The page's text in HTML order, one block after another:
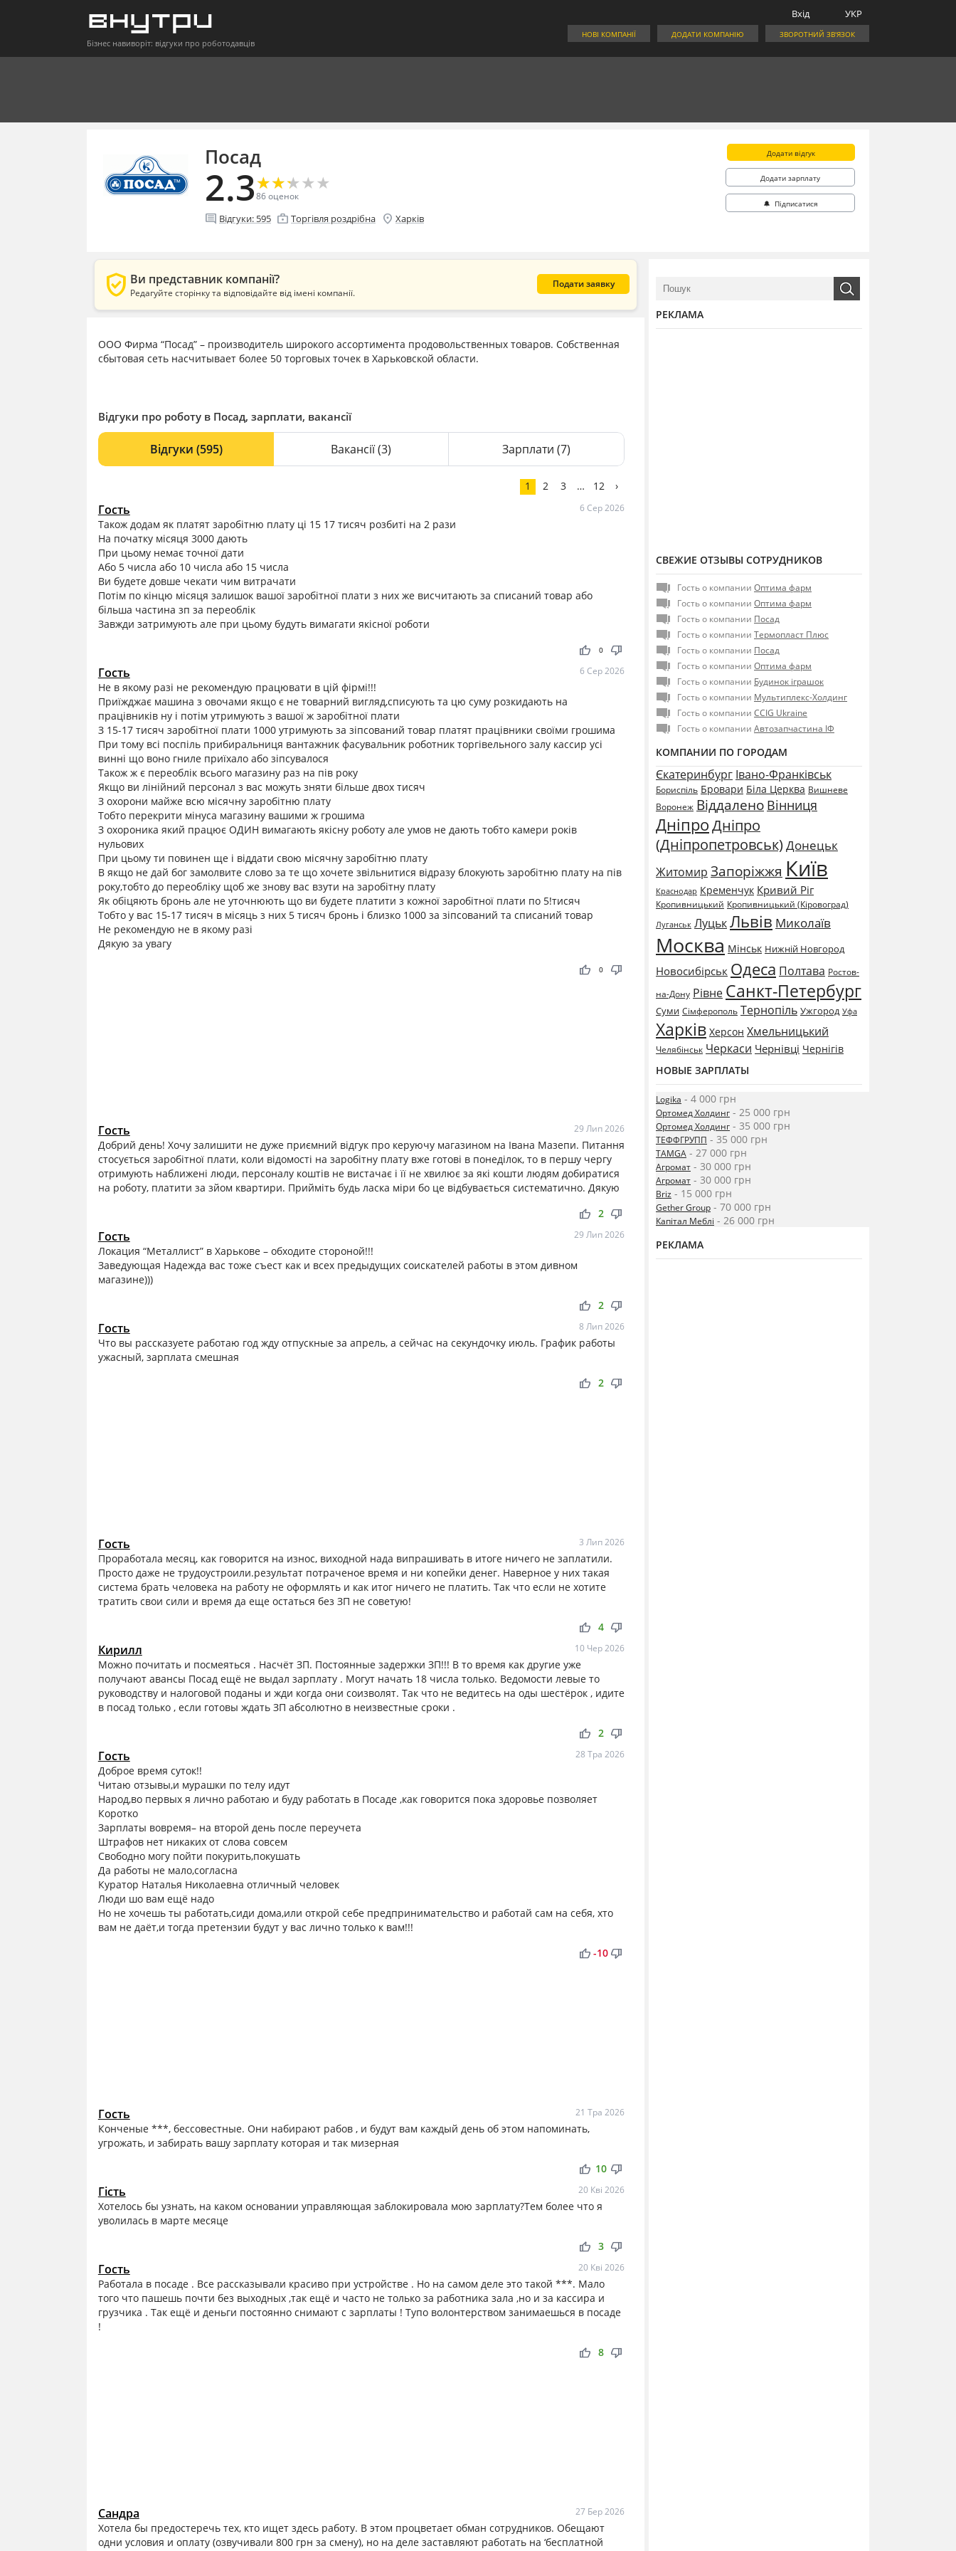
Бізнес навиворіт: відгуки про роботодавців
УКР
Вхід
ЗВОРОТНИЙ ЗВ'ЯЗОК
ДОДАТИ КОМПАНІЮ
НОВІ КОМПАНІЇ
Посад
2.3★
★★
★★
★★
★★
★
86оценок
comment Відгуки: 595 enterprise Торгівля роздрібна location_on Харків
Додати відгук
Додати зарплату
🔔 Підписатися
verified_user Ви представник компанії?
Редагуйте сторінку та відповідайте від імені компанії.
Подати заявку
ООО Фирма “Посад” – производитель широкого ассортимента продовольственных товаров. Собственная
сбытовая сеть насчитывает более 50 торговых точек в Харьковской области.
Відгуки про роботу в Посад, зарплати, вакансії
Відгуки (595) Вакансії(3) Зарплати (7)
1 2 3 … 12 ›
Гость 6 Сер 2026
Також додам як платят заробітню плату ці 15 17 тисяч розбиті на 2 рази
На початку місяця 3000 дають
При цьому немає точної дати
Або 5 числа або 10 числа або 15 числа
Ви будете довше чекати чим витрачати
Потім по кінцю місяця залишок вашої заробітної плати з них же висчитають за списаний товар або
більша частина зп за переоблік
Завжди затримують але при цьому будуть вимагати якісної роботи
thumb_up thumb_down
0
Гость 6 Сер 2026
Не в якому разі не рекомендую працювати в цій фірмі!!!
Приїжджає машина з овочами якщо є не товарний вигляд,списують та цю суму розкидають на
працівників ну і потім утримують з вашої ж заробітної плати
З 15-17 тисяч заробітної плати 1000 утримують за зіпсований товар платят працівники своїми грошима
При тому всі поспіль прибиральниця вантажник фасувальник роботник торгівельного залу кассир усі
винні що воно гниле приїхало або зіпсувалося
Також ж є переоблік всього магазину раз на пів року
Якщо ви лінійний персонал з вас можуть зняти більше двох тисяч
З охорони майже всю місячну заробітню плату
Тобто перекрити мінуса магазину вашими ж грошима
З охороника який працює ОДИН вимагають якісну роботу але умов не дають тобто камери років
нульових
При цьому ти повинен ще і віддати свою місячну заробітню плату
В якщо не дай бог замолвите слово за те що хочете звільнитися відразу блокують заробітню плату на пів
року,тобто до переобліку щоб же знову вас взути на заробітну плату
Як обіцяють бронь але не уточнюють що ви будете платити з кожної заробітної плати по 5!тисяч
Тобто у вас 15-17 тисяч в місяць з них 5 тисяч бронь і близко 1000 за зіпсований та списаний товар
Не рекомендую не в якому разі
Дякую за увагу
thumb_up thumb_down
0
Гость 29 Лип 2026
Добрий день! Хочу залишити не дуже приємний відгук про керуючу магазином на Івана Мазепи. Питання
стосується заробітної плати, коли відомості на заробітну плату вже готові в понеділок, то в першу чергу
отримують наближені люди, персоналу коштів не вистачає і її не хвилює за які кошти людям добиратися
на роботу, платити за зйом квартири. Прийміть будь ласка міри бо це відбувається систематично. Дякую
thumb_up thumb_down
2
Гость 29 Лип 2026
Локация “Металлист” в Харькове – обходите стороной!!!
Заведующая Надежда вас тоже съест как и всех предыдущих соискателей работы в этом дивном
магазине)))
thumb_up thumb_down
2
Гость 8 Лип 2026
Что вы рассказуете работаю год жду отпускные за апрель, а сейчас на секундочку июль. График работы
ужасный, зарплата смешная
thumb_up thumb_down
2
Гость 3 Лип 2026
Проработала месяц, как говорится на износ, виходной нада випрашивать в итоге ничего не заплатили.
Просто даже не трудоустроили.результат потраченое время и ни копейки денег. Наверное у них такая
система брать человека на работу не оформлять и как итог ничего не платить. Так что если не хотите
тратить свои сили и время да еще остаться без ЗП не советую!
thumb_up thumb_down
4
Кирилл 10 Чер 2026
Можно почитать и посмеяться . Насчёт ЗП. Постоянные задержки ЗП!!! В то время как другие уже
получают авансы Посад ещё не выдал зарплату . Могут начать 18 числа только. Ведомости левые то
руководству и налоговой поданы и жди когда они соизволят. Так что не ведитесь на оды шестёрок , идите
в посад только , если готовы ждать ЗП абсолютно в неизвестные сроки .
thumb_up thumb_down
2
Гость 28 Тра 2026
Доброе время суток!!
Читаю отзывы,и мурашки по телу идут
Народ,во первых я лично работаю и буду работать в Посаде ,как говорится пока здоровье позволяет
Коротко
Зарплаты вовремя– на второй день после переучета
Штрафов нет никаких от слова совсем
Свободно могу пойти покурить,покушать
Да работы не мало,согласна
Куратор Наталья Николаевна отличный человек
Люди шо вам ещё надо
Но не хочешь ты работать,сиди дома,или открой себе предпринимательство и работай сам на себя, хто
вам не даёт,и тогда претензии будут у вас лично только к вам!!!
thumb_up thumb_down
-10
Гость 21 Тра 2026
Конченые ***, бессовестные. Они набирают рабов , и будут вам каждый день об этом напоминать,
угрожать, и забирать вашу зарплату которая и так мизерная
thumb_up thumb_down
10
Гість 20 Кві 2026
Хотелось бы узнать, на каком основании управляющая заблокировала мою зарплату?Тем более что я
уволилась в марте месяце
thumb_up thumb_down
3
Гость 20 Кві 2026
Работала в посаде . Все рассказывали красиво при устройстве . Но на самом деле это такой ***. Мало
того что пашешь почти без выходных ,так ещё и часто не только за работника зала ,но и за кассира и
грузчика . Так ещё и деньги постоянно снимают с зарплаты ! Тупо волонтерством занимаешься в посаде
!
thumb_up thumb_down
8
Сандра 27 Бер 2026
Хотела бы предостеречь тех, кто ищет здесь работу. В этом процветает обман сотрудников. Обещают
одни условия и оплату (озвучивали 800 грн за смену), но на деле заставляют работать на ‘бесплатной
РЕКЛАМА
СВЕЖИЕ ОТЗЫВЫ СОТРУДНИКОВ
Гость о компании Оптима фарм
Гость о компании Оптима фарм
Гость о компании Посад
Гость о компании Термопласт Плюс
Гость о компании Посад
Гость о компании Оптима фарм
Гость о компании Будинок іграшок
Гость о компании Мультиплекс-Холдинг
Гость о компании CCIG Ukraine
Гость о компании Автозапчастина ІФ
КОМПАНИИ ПО ГОРОДАМ
Єкатеринбург Івано-Франківськ
Бориспіль Бровари Біла Церква Вишневе
Воронеж Віддалено Вінниця
ДніпроДніпро
(Дніпропетровськ) Донецьк
Житомир Запоріжжя Київ
Краснодар Кременчук Кривий Ріг
Кропивницький Кропивницький (Кіровоград)
Луганськ ЛуцькЛьвів Миколаїв
Москва Мінськ Нижній Новгород
Новосибірськ Одеса Полтава Ростов-
на-Дону Рівне Санкт-Петербург
Суми Сімферополь Тернопіль Ужгород Уфа
Харків Херсон Хмельницький
Челябінськ Черкаси Чернівці Чернігів
НОВЫЕ ЗАРПЛАТЫ
Logika - 4 000 грн
Ортомед Холдинг - 25 000 грн
Ортомед Холдинг - 35 000 грн
ТЕФФГРУПП - 35 000 грн
TAMGA - 27 000 грн
Агромат - 30 000 грн
Агромат - 30 000 грн
Briz - 15 000 грн
Gether Group - 70 000 грн
Капітал Меблі - 26 000 грн
РЕКЛАМА